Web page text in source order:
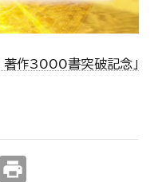
著作3000書突破記念」
print